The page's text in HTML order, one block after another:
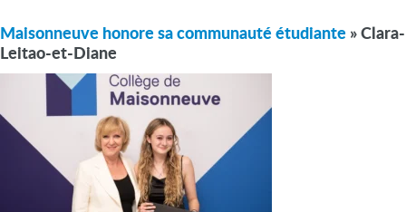
Maisonneuve honore sa communauté étudiante » Clara-
Leitao-et-Diane